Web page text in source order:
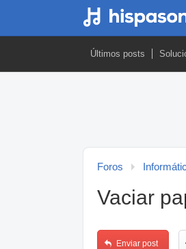
Últimos posts
Foros
Vaciar
Enviar post